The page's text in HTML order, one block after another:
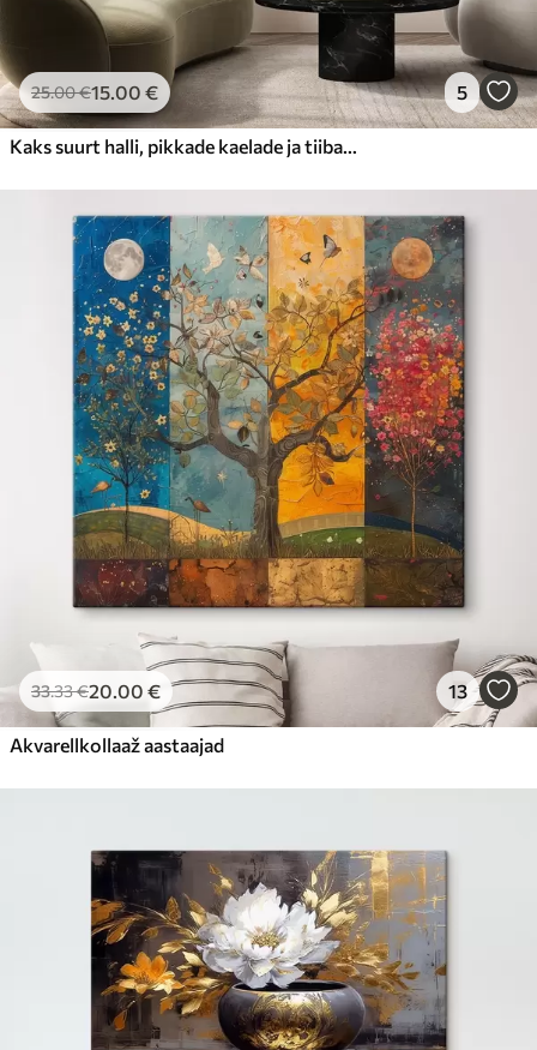
25.00€15.00 € 5
Kaks suurt halli, pikkade kaelade ja tiibadega kraanat, mis seisavad puudest ümbritsetud udujärves
33.33€20.00 € 13
Akvarellkollaaž aastaajad